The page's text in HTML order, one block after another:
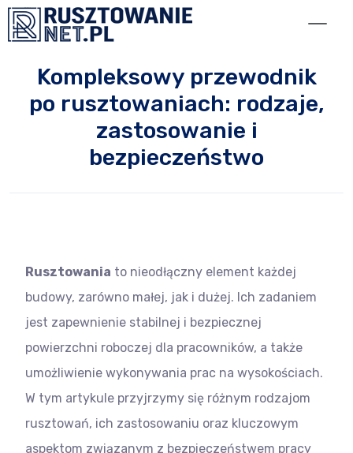
Przejdź do treści
Kompleksowy przewodnik
po rusztowaniach: rodzaje,
zastosowanie i
bezpieczeństwo
Rusztowania to nieodłączny element każdej
budowy, zarówno małej, jak i dużej. Ich zadaniem
jest zapewnienie stabilnej i bezpiecznej
powierzchni roboczej dla pracowników, a także
umożliwienie wykonywania prac na wysokościach.
W tym artykule przyjrzymy się różnym rodzajom
rusztowań, ich zastosowaniu oraz kluczowym
aspektom związanym z bezpieczeństwem pracy